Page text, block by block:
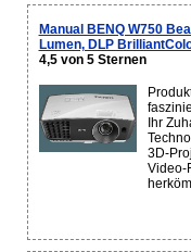
Manual BENQ W750
Lumen, DLP
4,5 von 5 Sternen
Ihr
3D-
Video-